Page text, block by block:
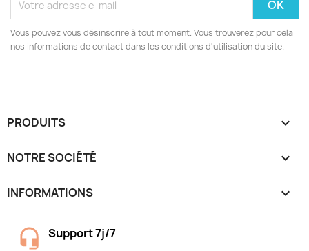
Vous pouvez vous désinscrire à tout moment. Vous trouverez pour cela
nos informations de contact dans les conditions d'utilisation du site.
PRODUITS 
NOTRE SOCIÉTÉ 
INFORMATIONS keyboard_arrow_down
Support 7j/7